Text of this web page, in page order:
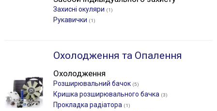
Захисні окуляри (1)
Рукавички (1)
Охолодження та Опалення
Охолодження
Розширювальний бачок (5)
Кришка розширювального бачка (3)
Прокладка радіатора (1)